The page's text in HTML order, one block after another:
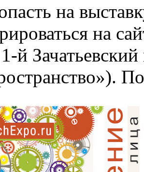
на
на
й